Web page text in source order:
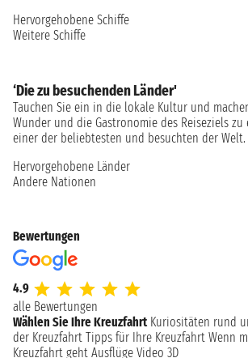
Hervorgehobene Schiffe
Weitere Schiffe
‘Die zu besuchenden Länder'
Tauchen Sie ein in die lokale Kultur und
Wunder und die Gastronomie des Reiseziels zu
einer der beliebtesten und besuchten der Welt.
Hervorgehobene Länder
Andere Nationen
Bewertungen
4.9
alle Bewertungen
Wählen Sie Ihre Kreuzfahrt Kuriositäten rund
der Kreuzfahrt Tipps für Ihre Kreuzfahrt Wenn
Kreuzfahrt geht Ausflüge Video 3D